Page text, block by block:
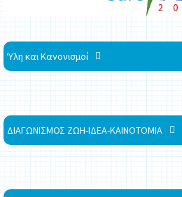
Ύλη και Κανονισμοί
ΔΙΑΓΩΝΙΣΜΟΣ ΖΩΗ-ΙΔΕΑ-ΚΑΙΝΟΤΟΜΙΑ